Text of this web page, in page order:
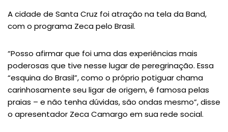
A cidade de Santa Cruz foi atração na tela da Band,
com o programa Zeca pelo Brasil.
“Posso afirmar que foi uma das experiências mais
poderosas que tive nesse lugar de peregrinação. Essa
“esquina do Brasil”, como o próprio potiguar chama
carinhosamente seu ligar de origem, é famosa pelas
praias – e não tenha dúvidas, são ondas mesmo”, disse
o apresentador Zeca Camargo em sua rede social.